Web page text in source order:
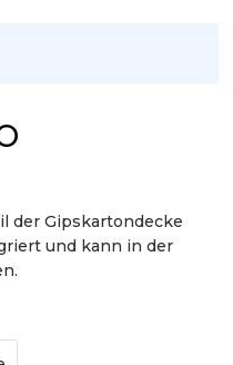
der Gipskartondecke
und kann in der